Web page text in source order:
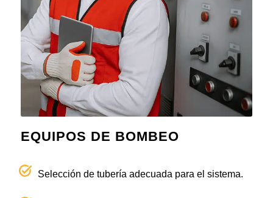
EQUIPOS DE BOMBEO
Selección de tubería adecuada para el sistema.